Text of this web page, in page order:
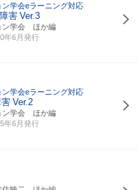
学会eラーニング対応
害Ver.3
ン学会 ほか編
年6月発行
学会eラーニング対応
Ver.2
ン学会 ほか編
年6月発行